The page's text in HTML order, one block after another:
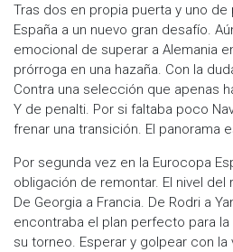
Tras dos en propia puerta y uno de
España a un nuevo gran desafío.
emocional de superar a Alemania
prórroga en una hazaña. Con la
Contra una selección que apenas
Y de penalti. Por si faltaba poco
frenar una transición. El panorama
Por segunda vez en la Eurocopa
obligación de remontar. El nivel del
De Georgia a Francia. De Rodri a
encontraba el plan perfecto para
su torneo. Esperar y golpear con